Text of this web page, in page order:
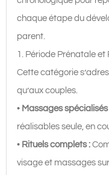
chaque étape du
parent.
1. Période Prénatale et
Cette catégorie
qu’aux couples.
• Massages spécialisés
réalisables seule, en
• Rituels complets :
visage et massages